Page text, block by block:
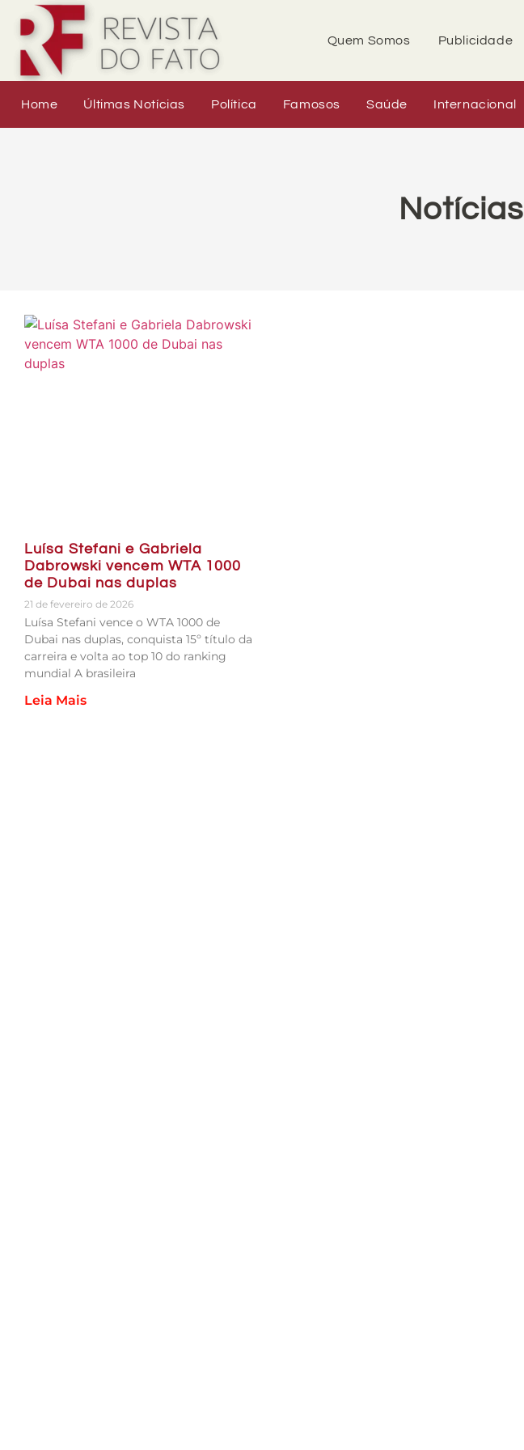
Quem Somos Publicidade
Home Últimas Notícias Política Famosos Saúde Internacional
Notícias
Luísa Stefani e Gabriela
Dabrowski vencem WTA 1000
de Dubai nas duplas
21 de fevereiro de 2026
Luísa Stefani vence o WTA 1000 de
Dubai nas duplas, conquista 15º título da
carreira e volta ao top 10 do ranking
mundial A brasileira
Leia Mais